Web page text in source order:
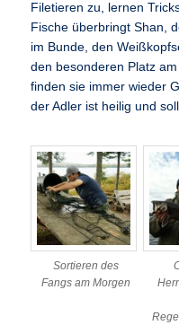
Filetieren zu, lernen
Fische überbringt Shan,
im Bunde, den
den besonderen Platz
finden sie immer wieder
der Adler ist heilig und
Sortieren des
Fangs am Morgen